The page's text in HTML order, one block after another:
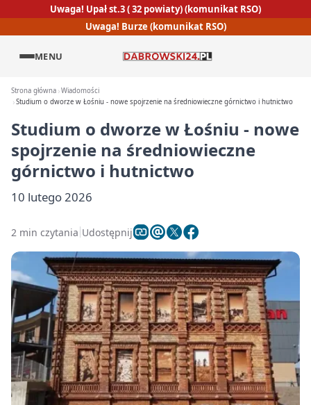
Uwaga! Upał st.3 ( 32 powiaty) (komunikat RSO)
Uwaga! Burze (komunikat RSO)
MENU
Strona główna Wiadomości
Studium o dworze w Łośniu - nowe spojrzenie na średniowieczne górnictwo i hutnictwo
Studium o dworze w Łośniu - nowe
spojrzenie na średniowieczne
górnictwo i hutnictwo
10 lutego 2026
2 min czytania Udostępnij